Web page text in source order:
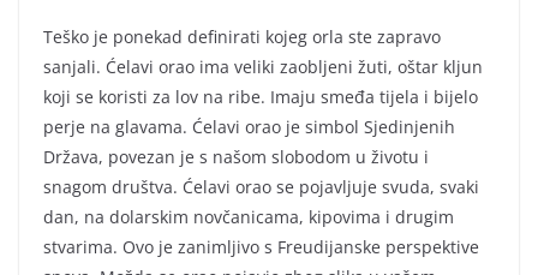
Teško je ponekad definirati kojeg orla ste zapravo
sanjali. Ćelavi orao ima veliki zaobljeni žuti, oštar kljun
koji se koristi za lov na ribe. Imaju smeđa tijela i bijelo
perje na glavama. Ćelavi orao je simbol Sjedinjenih
Država, povezan je s našom slobodom u životu i
snagom društva. Ćelavi orao se pojavljuje svuda, svaki
dan, na dolarskim novčanicama, kipovima i drugim
stvarima. Ovo je zanimljivo s Freudijanske perspektive